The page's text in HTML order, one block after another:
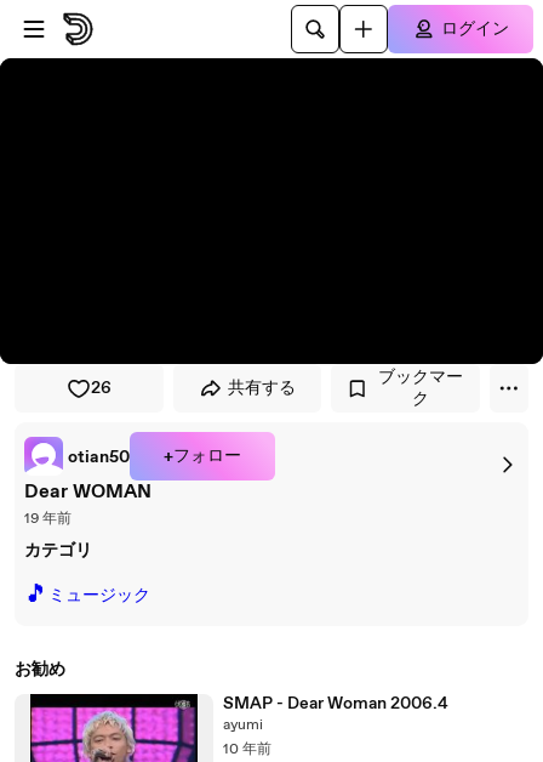
プレイヤーにスキップ
メインコンテンツにスキップ
ログイン
26 共有する
ブックマー
ク
otian50 +フォロー
Dear WOMAN
19 年前
カテゴリ
🎵 ミュージック
お勧め
SMAP - Dear Woman 2006.4
ayumi
10 年前